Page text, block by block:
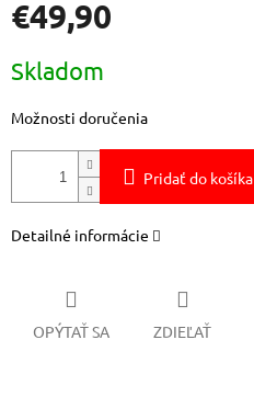
€49,90
cena:
Skladom
Možnosti doručenia
Pridať do košíka
Detailné informácie
OPÝTAŤ SA ZDIEĽAŤ